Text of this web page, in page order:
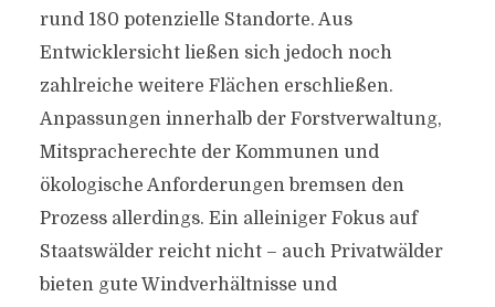
rund 180 potenzielle Standorte. Aus
Entwicklersicht ließen sich jedoch noch
zahlreiche weitere Flächen erschließen.
Anpassungen innerhalb der Forstverwaltung,
Mitspracherechte der Kommunen und
ökologische Anforderungen bremsen den
Prozess allerdings. Ein alleiniger Fokus auf
Staatswälder reicht nicht – auch Privatwälder
bieten gute Windverhältnisse und